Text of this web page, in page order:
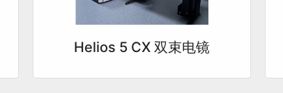
Helios 5 CX 双束电镜